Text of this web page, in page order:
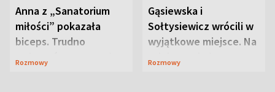
Anna z „Sanatorium
miłości” pokazała
biceps. Trudno
uwierzyć, co przeszła
Rozmowy
Gąsiewska i
Sołtysiewicz wrócili w
wyjątkowe miejsce. Na
szlaku czekał
Rozmowy